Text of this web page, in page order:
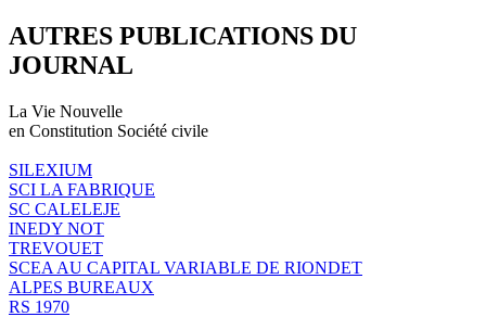
AUTRES PUBLICATIONS DU
JOURNAL
La Vie Nouvelle
en Constitution Société civile
SILEXIUM
SCI LA FABRIQUE
SC CALELEJE
INEDY NOT
TREVOUET
SCEA AU CAPITAL VARIABLE DE RIONDET
ALPES BUREAUX
RS 1970